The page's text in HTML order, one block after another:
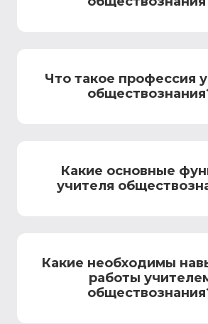
Что такое профессия учитель
Какие основные
учителя
Какие необходимы
работы учителем